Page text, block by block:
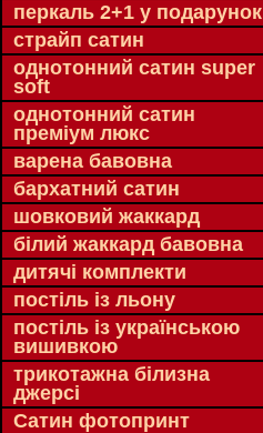
перкаль 2+1 у подарунок
страйп сатин
однотонний сатин super
soft
однотонний сатин
преміум люкс
варена бавовна
бархатний сатин
шовковий жаккард
білий жаккард бавовна
дитячі комплекти
постіль із льону
постіль із українською
вишивкою
трикотажна білизна
джерсі
Сатин фотопринт